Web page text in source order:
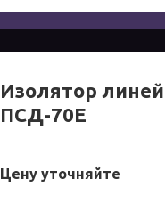
Изолятор
ПСД-70Е
Цену уточняйте